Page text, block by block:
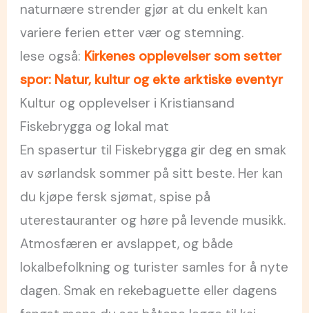
naturnære strender gjør at du enkelt kan
variere ferien etter vær og stemning.
lese også: Kirkenes opplevelser som setter
spor: Natur, kultur og ekte arktiske eventyr
Kultur og opplevelser i Kristiansand
Fiskebrygga og lokal mat
En spasertur til Fiskebrygga gir deg en smak
av sørlandsk sommer på sitt beste. Her kan
du kjøpe fersk sjømat, spise på
uterestauranter og høre på levende musikk.
Atmosfæren er avslappet, og både
lokalbefolkning og turister samles for å nyte
dagen. Smak en rekebaguette eller dagens